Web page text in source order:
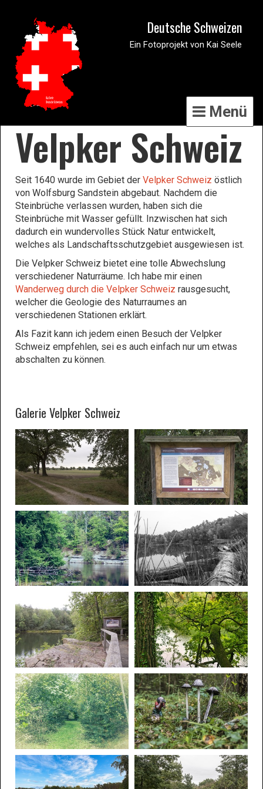
Deutsche Schweizen
Ein Fotoprojekt von Kai Seele
Menü
Velpker Schweiz
Seit 1640 wurde im Gebiet der Velpker Schweiz östlich
von Wolfsburg Sandstein abgebaut. Nachdem die
Steinbrüche verlassen wurden, haben sich die
Steinbrüche mit Wasser gefüllt. Inzwischen hat sich
dadurch ein wundervolles Stück Natur entwickelt,
welches als Landschaftsschutzgebiet ausgewiesen ist.
Die Velpker Schweiz bietet eine tolle Abwechslung
verschiedener Naturräume. Ich habe mir einen
Wanderweg durch die Velpker Schweiz rausgesucht,
welcher die Geologie des Naturraumes an
verschiedenen Stationen erklärt.
Als Fazit kann ich jedem einen Besuch der Velpker
Schweiz empfehlen, sei es auch einfach nur um etwas
abschalten zu können.
Galerie Velpker Schweiz